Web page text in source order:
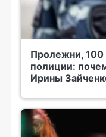
Пролежни,
полиции:
Ирины